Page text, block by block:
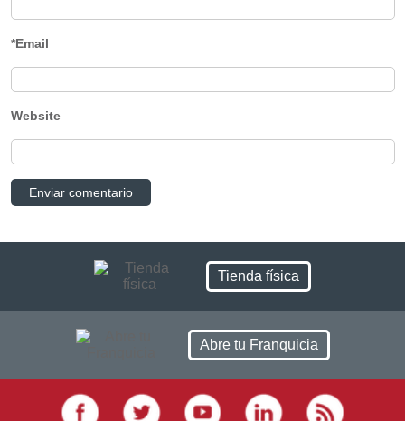
*Email
Website
Tienda física
Abre tu Franquicia